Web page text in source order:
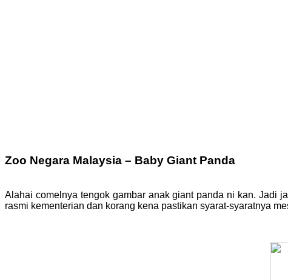
Zoo Negara Malaysia – Baby Giant Panda
Alahai comelnya tengok gambar anak giant panda ni kan. Jadi
rasmi kementerian dan korang kena pastikan syarat-syaratnya